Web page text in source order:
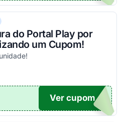
do Portal Play por
um Cupom!
15
Ver cupom